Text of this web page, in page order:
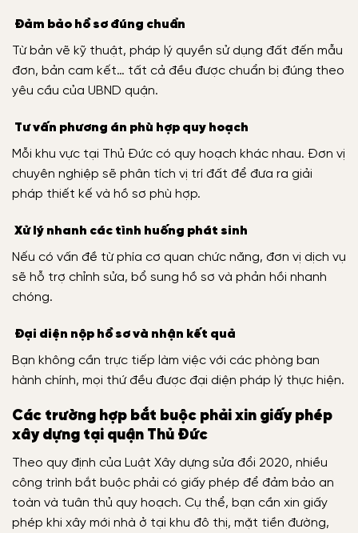
Đảm bảo hồ sơ đúng chuẩn
Từ bản vẽ kỹ thuật, pháp lý quyền sử dụng đất đến mẫu
đơn, bản cam kết… tất cả đều được chuẩn bị đúng theo
yêu cầu của UBND quận.
Tư vấn phương án phù hợp quy hoạch
Mỗi khu vực tại Thủ Đức có quy hoạch khác nhau. Đơn vị
chuyên nghiệp sẽ phân tích vị trí đất để đưa ra giải
pháp thiết kế và hồ sơ phù hợp.
Xử lý nhanh các tình huống phát sinh
Nếu có vấn đề từ phía cơ quan chức năng, đơn vị dịch vụ
sẽ hỗ trợ chỉnh sửa, bổ sung hồ sơ và phản hồi nhanh
chóng.
Đại diện nộp hồ sơ và nhận kết quả
Bạn không cần trực tiếp làm việc với các phòng ban
hành chính, mọi thứ đều được đại diện pháp lý thực hiện.
Các trường hợp bắt buộc phải xin giấy phép
xây dựng tại quận Thủ Đức
Theo quy định của Luật Xây dựng sửa đổi 2020, nhiều
công trình bắt buộc phải có giấy phép để đảm bảo an
toàn và tuân thủ quy hoạch. Cụ thể, bạn cần xin giấy
phép khi xây mới nhà ở tại khu đô thị, mặt tiền đường,